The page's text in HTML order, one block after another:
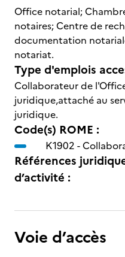
Office notarial;
notaires; Centre de
documentation
notariat.
Type d'emplois
Collaborateur de
juridique,attaché au
juridique.
Code(s) ROME :
K1902 -
Références
d’activité :
Voie d’accès